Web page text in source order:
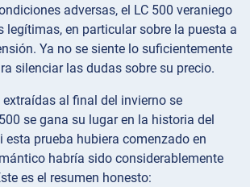
adversas, el LC 500 veraniego
legítimas, en particular sobre la puesta a
Ya no se siente lo suficientemente
silenciar las dudas sobre su precio.
al final del invierno se
se gana su lugar en la historia del
esta prueba hubiera comenzado en
habría sido considerablemente
es el resumen honesto: